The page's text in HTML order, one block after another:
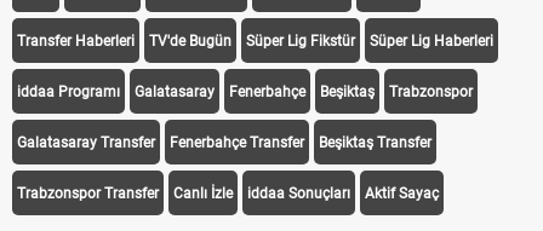
Transfer Haberleri TV'de Bugün Süper Lig Fikstür Süper Lig Haberleri
iddaa Programı Galatasaray Fenerbahçe Beşiktaş Trabzonspor
Galatasaray Transfer Fenerbahçe Transfer Beşiktaş Transfer
Trabzonspor Transfer Canlı İzle iddaa Sonuçları Aktif Sayaç